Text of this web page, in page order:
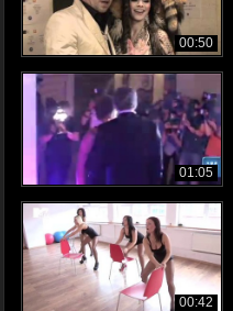
00:50
01:05
00:42